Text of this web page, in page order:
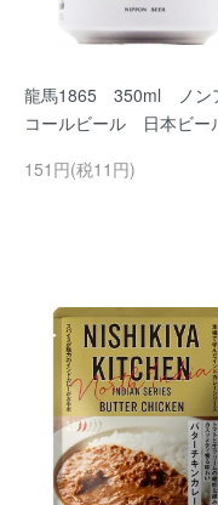
龍馬1865 350ml ノン
コールビール 日本ビー
151円(税11円)